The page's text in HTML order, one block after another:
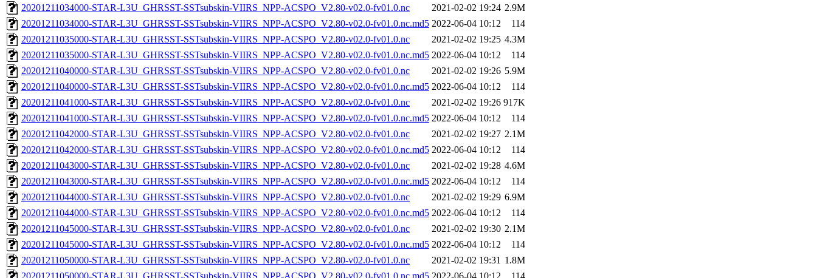
20201211034000-STAR-L3U_GHRSST-SSTsubskin-VIIRS_NPP-ACSPO_V2.80-v02.0-fv01.0.nc
2021-02-02 19:24 2.9M
20201211034000-STAR-L3U_GHRSST-SSTsubskin-VIIRS_NPP-ACSPO_V2.80-v02.0-fv01.0.nc.md5 2022-06-04 10:12
114
20201211035000-STAR-L3U_GHRSST-SSTsubskin-VIIRS_NPP-ACSPO_V2.80-v02.0-fv01.0.nc
2021-02-02 19:25 4.3M
20201211035000-STAR-L3U_GHRSST-SSTsubskin-VIIRS_NPP-ACSPO_V2.80-v02.0-fv01.0.nc.md5 2022-06-04 10:12
114
20201211040000-STAR-L3U_GHRSST-SSTsubskin-VIIRS_NPP-ACSPO_V2.80-v02.0-fv01.0.nc
2021-02-02 19:26 5.9M
20201211040000-STAR-L3U_GHRSST-SSTsubskin-VIIRS_NPP-ACSPO_V2.80-v02.0-fv01.0.nc.md5 2022-06-04 10:12
114
20201211041000-STAR-L3U_GHRSST-SSTsubskin-VIIRS_NPP-ACSPO_V2.80-v02.0-fv01.0.nc
2021-02-02 19:26 917K
20201211041000-STAR-L3U_GHRSST-SSTsubskin-VIIRS_NPP-ACSPO_V2.80-v02.0-fv01.0.nc.md5 2022-06-04 10:12
114
20201211042000-STAR-L3U_GHRSST-SSTsubskin-VIIRS_NPP-ACSPO_V2.80-v02.0-fv01.0.nc
2021-02-02 19:27 2.1M
20201211042000-STAR-L3U_GHRSST-SSTsubskin-VIIRS_NPP-ACSPO_V2.80-v02.0-fv01.0.nc.md5 2022-06-04 10:12
114
20201211043000-STAR-L3U_GHRSST-SSTsubskin-VIIRS_NPP-ACSPO_V2.80-v02.0-fv01.0.nc
2021-02-02 19:28 4.6M
20201211043000-STAR-L3U_GHRSST-SSTsubskin-VIIRS_NPP-ACSPO_V2.80-v02.0-fv01.0.nc.md5 2022-06-04 10:12
114
20201211044000-STAR-L3U_GHRSST-SSTsubskin-VIIRS_NPP-ACSPO_V2.80-v02.0-fv01.0.nc
2021-02-02 19:29 6.9M
20201211044000-STAR-L3U_GHRSST-SSTsubskin-VIIRS_NPP-ACSPO_V2.80-v02.0-fv01.0.nc.md5 2022-06-04 10:12
114
20201211045000-STAR-L3U_GHRSST-SSTsubskin-VIIRS_NPP-ACSPO_V2.80-v02.0-fv01.0.nc
2021-02-02 19:30 2.1M
20201211045000-STAR-L3U_GHRSST-SSTsubskin-VIIRS_NPP-ACSPO_V2.80-v02.0-fv01.0.nc.md5 2022-06-04 10:12
114
20201211050000-STAR-L3U_GHRSST-SSTsubskin-VIIRS_NPP-ACSPO_V2.80-v02.0-fv01.0.nc
2021-02-02 19:31 1.8M